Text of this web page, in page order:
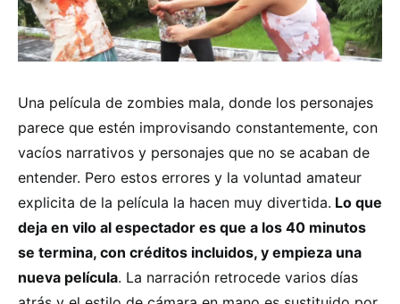
Una película de zombies mala, donde los personajes
parece que estén improvisando constantemente, con
vacíos narrativos y personajes que no se acaban de
entender. Pero estos errores y la voluntad amateur
explicita de la película la hacen muy divertida. Lo que
deja en vilo al espectador es que a los 40 minutos
se termina, con créditos incluidos, y empieza una
nueva película. La narración retrocede varios días